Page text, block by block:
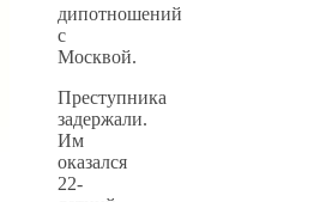
дипотношений
с
Москвой.
Преступника
задержали.
Им
оказался
22-